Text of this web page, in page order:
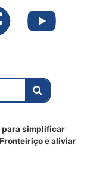
para simplificar
e aliviar